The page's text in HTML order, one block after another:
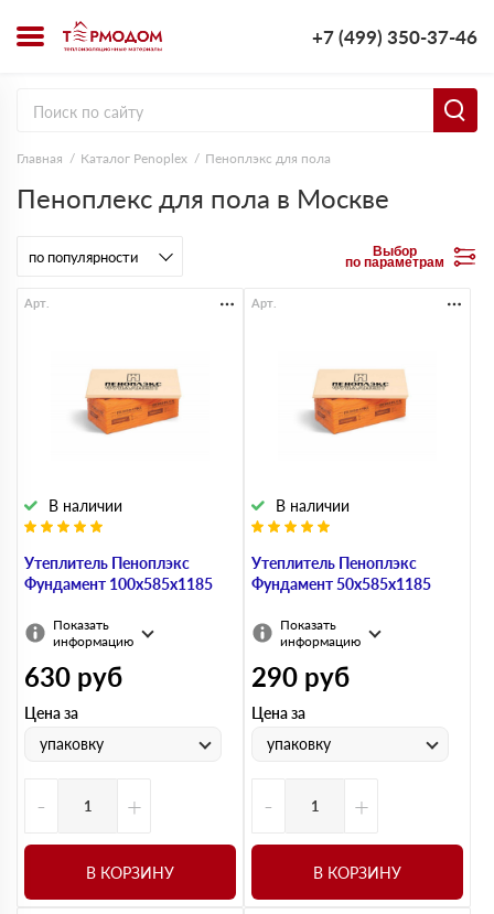
+7 (499) 350-37-46
Главная Каталог Penoplex Пеноплэкс для пола
Пеноплекс для пола в Москве
Выбор
по параметрам
Утеплитель Пеноплэкс
Фундамент 100х585х1185
В наличии
Арт.
Показать
информацию
630 руб
Цена за
упаковку
- +
В КОРЗИНУ
Утеплитель Пеноплэкс
Фундамент 50х585х1185
В наличии
Арт.
Показать
информацию
290 руб
Цена за
упаковку
- +
В КОРЗИНУ